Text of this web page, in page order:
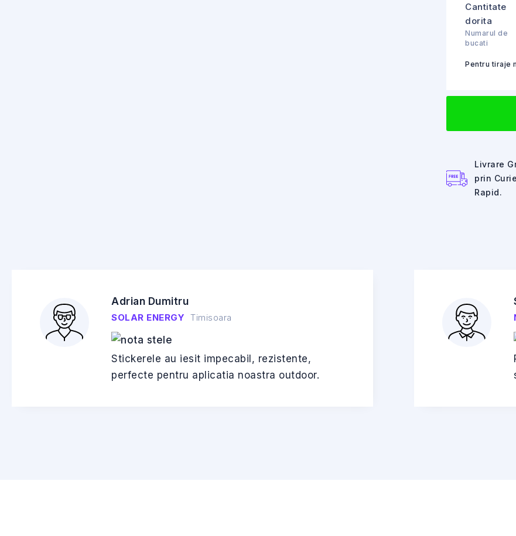
Cantitate
dorita
Numarul de
bucati
Pentru tiraje
Livrare
prin
Rapid.
Adrian Dumitru
SOLAR ENERGY Timisoara
Stickerele au iesit impecabil, rezistente,
perfecte pentru aplicatia noastra outdoor.